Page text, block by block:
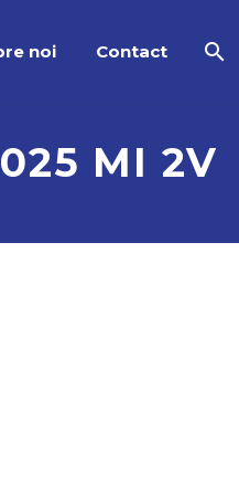
noi Contact
MI 2V